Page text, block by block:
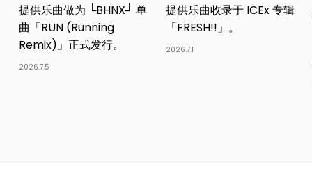
提供乐曲做为 └BHNX┘ 单
曲「RUN (Running
Remix)」正式发行。
2026.7.5
提供乐曲收录于 ICEx 专辑
「FRESH!!」。
2026.7.1